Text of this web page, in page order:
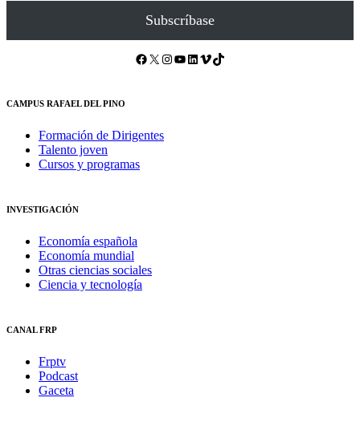
Subscríbase
Facebook X Instagram YouTube LinkedIn Vimeo TikTok
CAMPUS RAFAEL DEL PINO
Formación de Dirigentes
Talento joven
Cursos y programas
INVESTIGACIÓN
Economía española
Economía mundial
Otras ciencias sociales
Ciencia y tecnología
CANAL FRP
Frptv
Podcast
Gaceta